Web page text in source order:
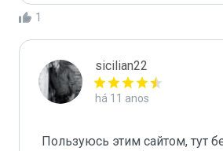
1
sicilian22
há 11 anos